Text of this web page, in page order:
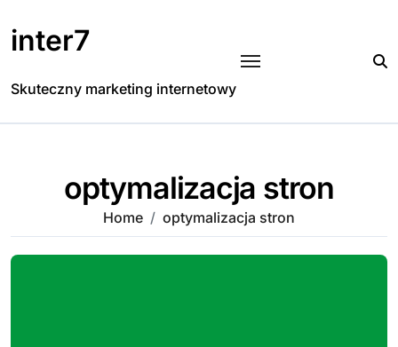
to
content
inter7
Skuteczny marketing internetowy
optymalizacja stron
Home optymalizacja stron